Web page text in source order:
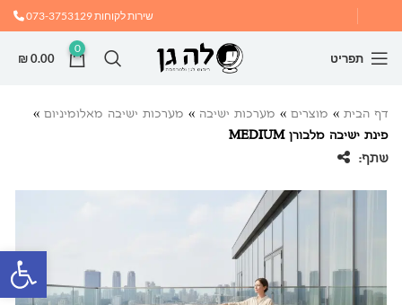
שירות לקוחות073-3753129
תפריט
0
₪0.00
דף הבית » מוצרים » מערכות ישיבה » מערכות ישיבה מאלומיניום »
פינת ישיבה מלבורן MEDIUM
שתף: